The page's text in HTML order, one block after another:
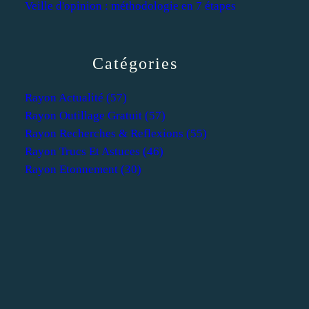
Catégories
Rayon Actualité (57)
Rayon Outillage Gratuit (57)
Rayon Recherches & Reflexions (55)
Rayon Trucs Et Astuces (46)
Rayon Etonnement (30)
Veille d'opinion : méthodologie en 7 étapes